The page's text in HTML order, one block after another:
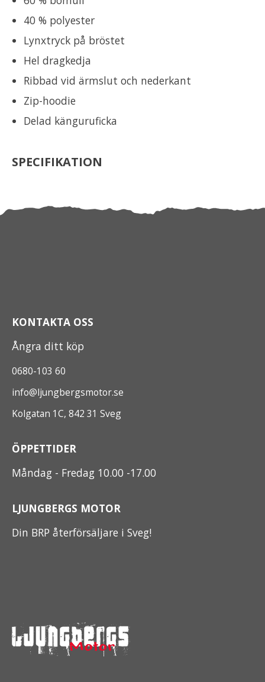
40 % polyester
Lynxtryck på bröstet
Hel dragkedja
Ribbad vid ärmslut och nederkant
Zip-hoodie
Delad känguruficka
SPECIFIKATION
KONTAKTA OSS
Ångra ditt köp
0680-103 60
info@ljungbergsmotor.se
Kolgatan 1C, 842 31 Sveg
ÖPPETTIDER
Måndag - Fredag 10.00 -17.00
LJUNGBERGS MOTOR
Din BRP återförsäljare i Sveg!